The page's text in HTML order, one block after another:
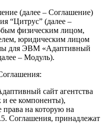
(далее – Соглашение)
“Цитрус” (далее –
физическим лицом,
юридическим лицом
для ЭВМ «Адаптивный
– Модуль).
сайт агентства
и ее компоненты),
на которую на
Соглашения, принадлежат